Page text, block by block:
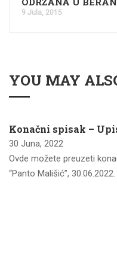
9 Jula, 2015
YOU MAY
Konačni spisak –
30 Juna, 2022
Ovde možete preuzeti
“Panto Mališić”,